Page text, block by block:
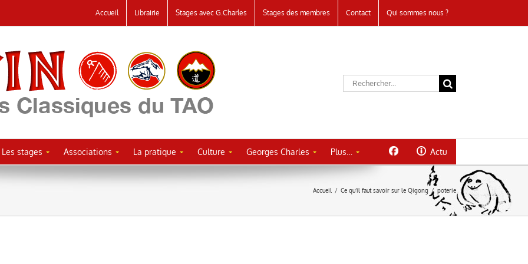
Accueil Librairie Stages avec G.Charles Stages des membres Contact Qui sommes nous ?
Rechercher:
Les stages Associations La pratique Culture Georges Charles Plus… Actu
Accueil / Ce qu’il faut savoir sur le Qigong / poterie